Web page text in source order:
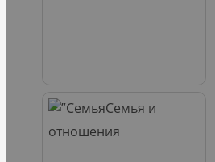
Семья и
отношения